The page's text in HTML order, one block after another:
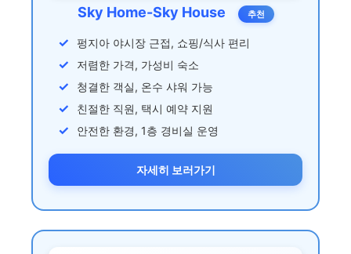
Sky Home-Sky House 추천
펑지아 야시장 근접, 쇼핑/식사 편리
저렴한 가격, 가성비 숙소
청결한 객실, 온수 샤워 가능
친절한 직원, 택시 예약 지원
안전한 환경, 1층 경비실 운영
자세히 보러가기